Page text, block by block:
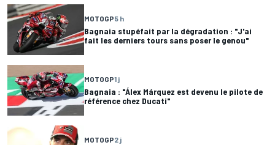
MOTOGP5 h
Bagnaia stupéfait par la dégradation : "J'ai
fait les derniers tours sans poser le genou"
MOTOGP1 j
Bagnaia : "Álex Márquez est devenu le pilote de
référence chez Ducati"
MOTOGP2 j